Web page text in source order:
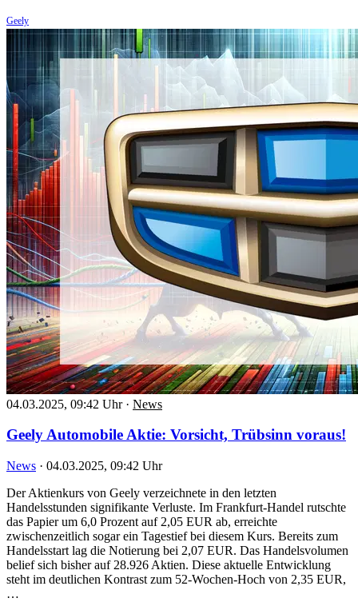
Geely
04.03.2025, 09:42 Uhr · News
Geely Automobile Aktie: Vorsicht, Trübsinn voraus!
News · 04.03.2025, 09:42 Uhr
Der Aktienkurs von Geely verzeichnete in den letzten
Handelsstunden signifikante Verluste. Im Frankfurt-Handel rutschte
das Papier um 6,0 Prozent auf 2,05 EUR ab, erreichte
zwischenzeitlich sogar ein Tagestief bei diesem Kurs. Bereits zum
Handelsstart lag die Notierung bei 2,07 EUR. Das Handelsvolumen
belief sich bisher auf 28.926 Aktien. Diese aktuelle Entwicklung
steht im deutlichen Kontrast zum 52-Wochen-Hoch von 2,35 EUR,
…